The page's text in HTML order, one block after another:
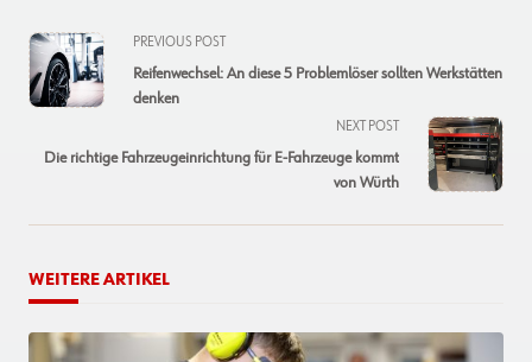
<span
class="nav-
subtitle
reader-
PREVIOUS POST
Reifenwechsel: An diese 5 Problemlöser sollten Werkstätten
denken
NEXT POST
Die richtige Fahrzeugeinrichtung für E-Fahrzeuge kommt
von Würth
WEITERE ARTIKEL